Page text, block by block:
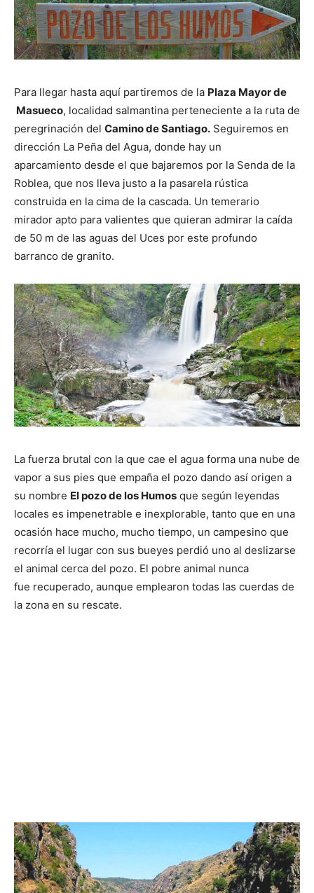
Para llegar hasta aquí partiremos de la Plaza Mayor de
Masueco, localidad salmantina perteneciente a la ruta de
peregrinación del Camino de Santiago. Seguiremos en
dirección La Peña del Agua, donde hay un
aparcamiento desde el que bajaremos por la Senda de la
Roblea, que nos lleva justo a la pasarela rústica
construida en la cima de la cascada. Un temerario
mirador apto para valientes que quieran admirar la caída
de 50 m de las aguas del Uces por este profundo
barranco de granito.
La fuerza brutal con la que cae el agua forma una nube de
vapor a sus pies que empaña el pozo dando así origen a
su nombre El pozo de los Humos que según leyendas
locales es impenetrable e inexplorable, tanto que en una
ocasión hace mucho, mucho tiempo, un campesino que
recorría el lugar con sus bueyes perdió uno al deslizarse
el animal cerca del pozo. El pobre animal nunca
fue recuperado, aunque emplearon todas las cuerdas de
la zona en su rescate.